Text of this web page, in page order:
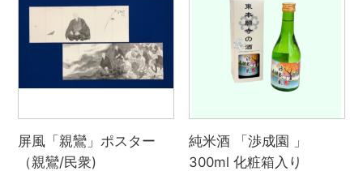
屏風「親鸞」ポスター
（親鸞/民衆)
純米酒 「渉成園 」
300ml 化粧箱入り